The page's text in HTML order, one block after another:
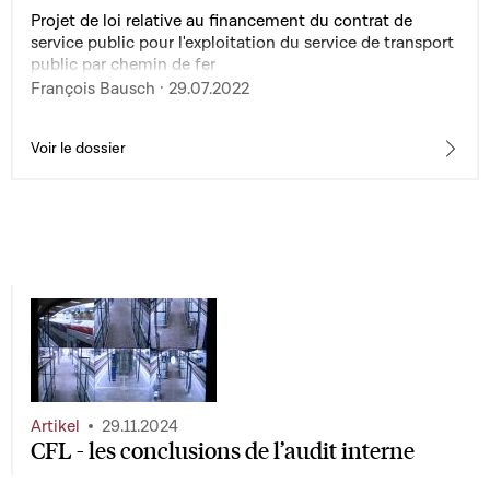
Projet de loi relative au financement du contrat de
service public pour l'exploitation du service de transport
public par chemin de fer
François Bausch · 29.07.2022
Voir le dossier
CFL - les conclusions de l’audit interne
Artikel 29.11.2024